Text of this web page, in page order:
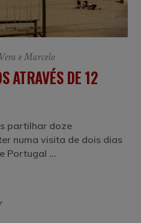
Vera e Marcelo
ATRAVÉS DE 12
partilhar doze
numa visita de dois dias
Portugal